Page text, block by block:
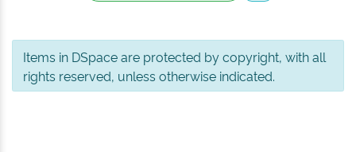
Items in DSpace are protected by copyright, with all
rights reserved, unless otherwise indicated.